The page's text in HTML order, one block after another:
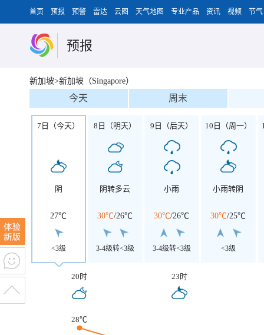
首页 预报 预警 雷达 云图 天气地图 专业产品 资讯 视频 节气
预报
新加坡>新加坡（Singapore）
今天 周末
7日（今天）
阴
27℃
<3级
8日（明天）
阴转多云
30℃/26℃
3-4级转<3级
9日（后天）
小雨
30℃/26℃
3-4级转<3级
10日（周一）
小雨转阴
30℃/25℃
<3级
20时 23时
28℃